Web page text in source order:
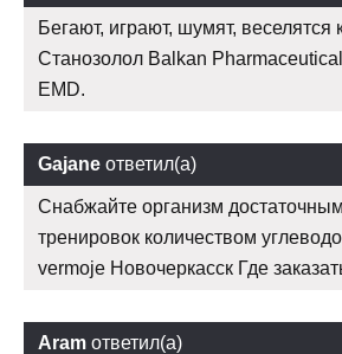
Бегают, играют, шумят, веселятся
Станозолол Balkan
EMD.
Gajane ответил(а)
Снабжайте организм
тренировок количеством
vermoje Новочеркасск Где
Aram ответил(а)